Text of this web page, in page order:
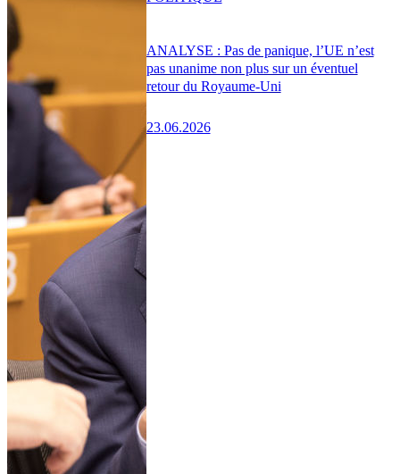
ANALYSE : Pas de panique, l’UE n’est
pas unanime non plus sur un éventuel
retour du Royaume-Uni
23.06.2026